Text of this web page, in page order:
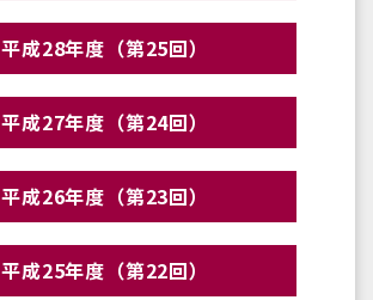
平成28年度（第25回）
平成27年度（第24回）
平成26年度（第23回）
平成25年度（第22回）